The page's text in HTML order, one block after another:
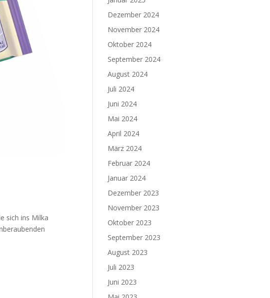
sich ins Milka
Dezember 2024
November 2024
Oktober 2024
September 2024
August 2024
Juli 2024
Juni 2024
Mai 2024
April 2024
März 2024
Februar 2024
Januar 2024
Dezember 2023
November 2023
Oktober 2023
September 2023
August 2023
Juli 2023
Juni 2023